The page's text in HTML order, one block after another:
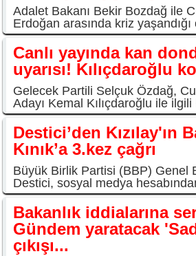
Adalet Bakanı Bekir Bozdağ ile
Erdoğan arasında kriz yaşandığı
Canlı yayında kan
uyarısı! Kılıçdaroğlu
Gelecek Partili Selçuk Özdağ,
Adayı Kemal Kılıçdaroğlu ile
Destici’den Kızılay'ın
Kınık’a 3.kez çağrı
Büyük Birlik Partisi (BBP) Genel
Destici, sosyal medya
Bakanlık iddialarına
Gündem yaratacak
çıkışı...